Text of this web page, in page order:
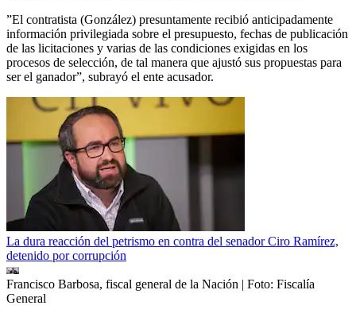
”El contratista (González) presuntamente recibió anticipadamente
información privilegiada sobre el presupuesto, fechas de publicación
de las licitaciones y varias de las condiciones exigidas en los
procesos de selección, de tal manera que ajustó sus propuestas para
ser el ganador”, subrayó el ente acusador.
La dura reacción del petrismo en contra del senador Ciro Ramírez,
detenido por corrupción
Francisco Barbosa, fiscal general de la Nación | Foto: Fiscalía
General